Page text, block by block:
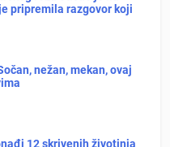
pripremila razgovor koji
nežan, mekan, ovaj
12 skrivenih životinja